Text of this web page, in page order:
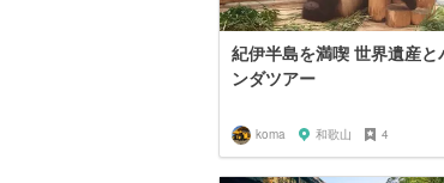
紀伊半島を満喫 世界遺産と
ンダツアー
koma 和歌山 4